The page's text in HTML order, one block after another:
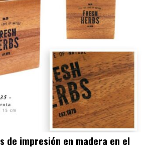
de impresión en madera en el